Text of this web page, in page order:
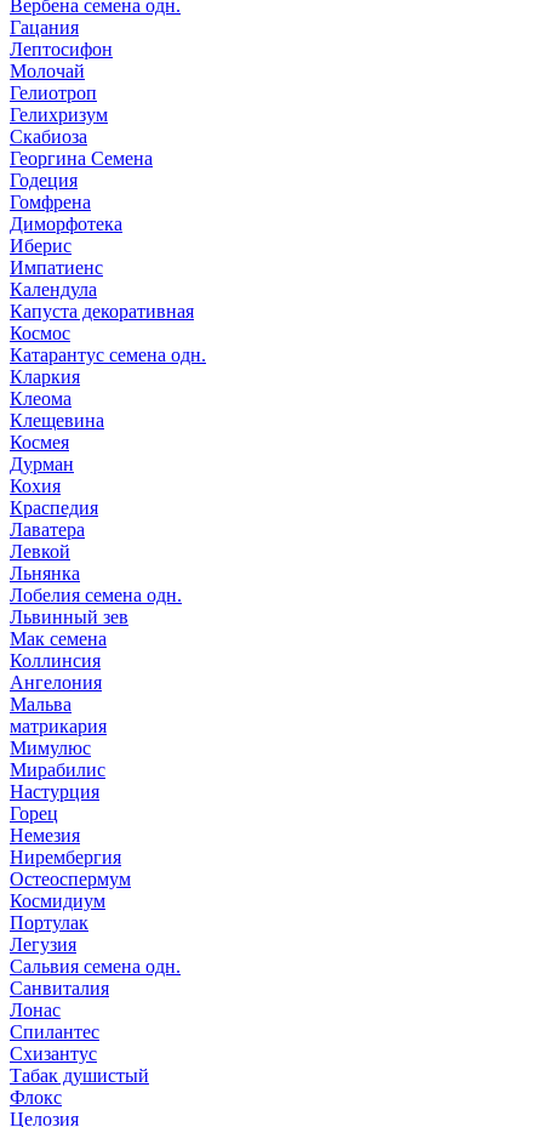
Вербена семена одн.
Гацания
Лептосифон
Молочай
Гелиотроп
Гелихризум
Скабиоза
Георгина Семена
Годеция
Гомфрена
Диморфотека
Иберис
Импатиенс
Календула
Капуста декоративная
Космос
Катарантус семена одн.
Кларкия
Клеома
Клещевина
Космея
Дурман
Кохия
Краспедия
Лаватера
Левкой
Льнянка
Лобелия семена одн.
Львинный зев
Мак семена
Коллинсия
Ангелония
Мальва
матрикария
Мимулюс
Мирабилис
Настурция
Горец
Немезия
Нирембергия
Остеоспермум
Космидиум
Портулак
Легузия
Сальвия семена одн.
Санвиталия
Лонас
Спилантес
Схизантус
Табак душистый
Флокс
Целозия